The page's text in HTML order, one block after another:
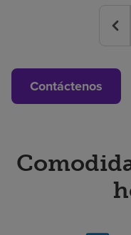
Contáctenos